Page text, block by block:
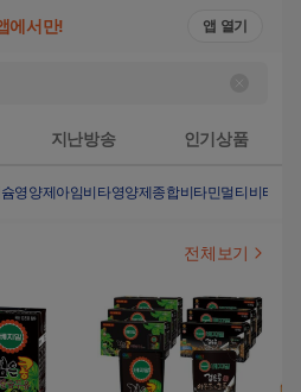
에서만! 앱 열기
지난방송 인기상품
영양제 아임비타영양제 종합비타민멀티비타민
전체보기